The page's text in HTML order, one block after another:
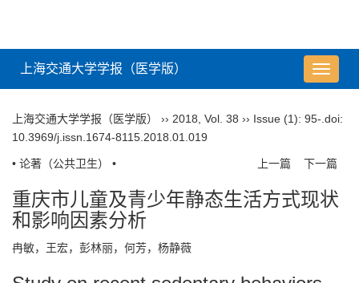
导
航
换
上海交通大学学报（医学版）
上海交通大学学报（医学版） ›› 2018 Vol. 38 ›› Issue (1): 95-. doi:
10.3969/j.issn.1674-8115.2018.01.019
• 论著（公共卫生） • 上一篇 下一篇
重庆市儿童及青少年静态生活方式现状
和影响因素分析
冉敏，王宏，彭林丽，何芳，杨静薇